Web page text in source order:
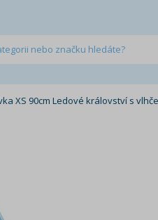
XS 90cm Ledové království s